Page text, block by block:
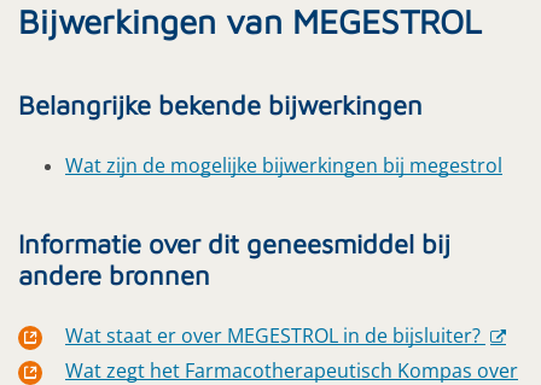
Bijwerkingen van MEGESTROL
Belangrijke bekende bijwerkingen
Wat zijn de mogelijke bijwerkingen bij megestrol
Informatie over dit geneesmiddel bij
andere bronnen
Wat staat er over MEGESTROL in de bijsluiter?
Wat zegt het Farmacotherapeutisch Kompas over